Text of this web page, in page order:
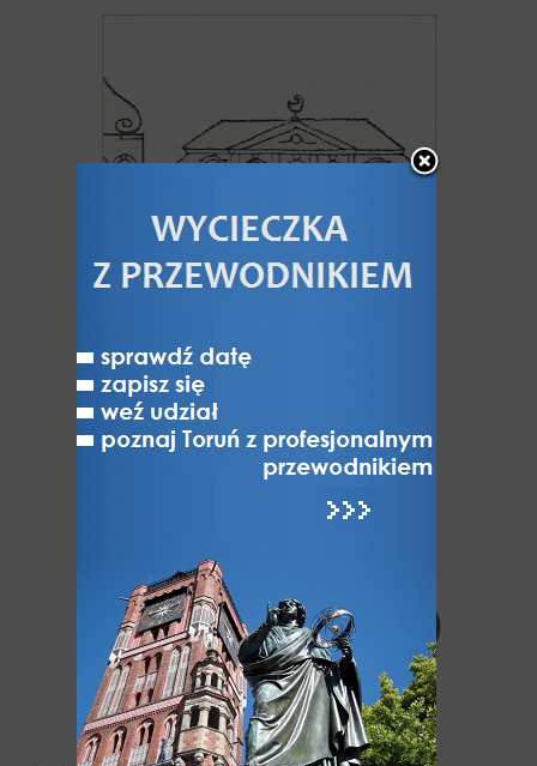
Pałac Samuela Lutra
Gereta
Komentarze
użytkowników (0)